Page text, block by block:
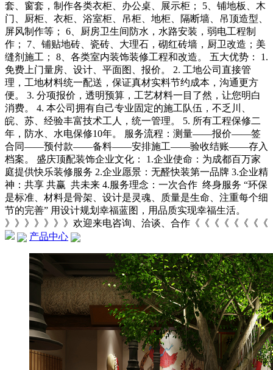
套、窗套，制作各类衣柜、办公桌、展示柜； 5、铺地板、木
门、厨柜、衣柜、浴室柜、吊柜、地柜、隔断墙、吊顶造型、
屏风制作等； 6、厨房卫生间防水，水路安装，弱电工程制
作； 7、铺贴地砖、瓷砖、大理石，砌红砖墙，厨卫改造；美
缝剂施工； 8、各类室内装饰装修工程和改造。 五大优势： 1.
免费上门量房、设计、平面图、报价。 2. 工地公司直接管
理，工地材料统一配送，保证真材实料节约成本，沟通更方
便。 3. 分项报价，透明预算，工艺材料一目了然，让您明白
消费。 4. 本公司拥有自己专业固定的施工队伍，不乏川、
皖、苏、经验丰富技术工人，统一管理。 5. 所有工程保修二
年，防水、水电保修10年。 服务流程：测量——报价——签
合同——预付款——备料——安排施工——验收结账——存入
档案。 盛庆顶配装饰企业文化： 1.企业使命：为成都百万家
庭提供快乐装修服务 2.企业愿景：无醛快装第一品牌 3.企业精
神：共享 共赢 共未来 4.服务理念：一次合作 终身服务 “环保
是标准、材料是骨架、设计是灵魂、质量是生命、注重每个细
节的完善” 用设计规划幸福蓝图，用品质实现幸福生活。
》》》》》》》欢迎来电咨询、洽谈、合作《《《《《《《《
产品中心